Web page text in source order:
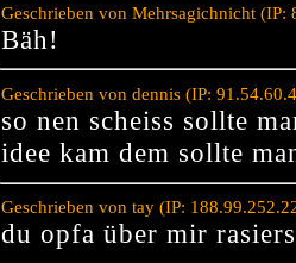
Geschrieben von Mehrsagichnicht
Bäh!
Geschrieben von dennis (IP:
so nen scheiss sollte
idee kam dem sollte
Geschrieben von tay (IP:
du opfa über mir